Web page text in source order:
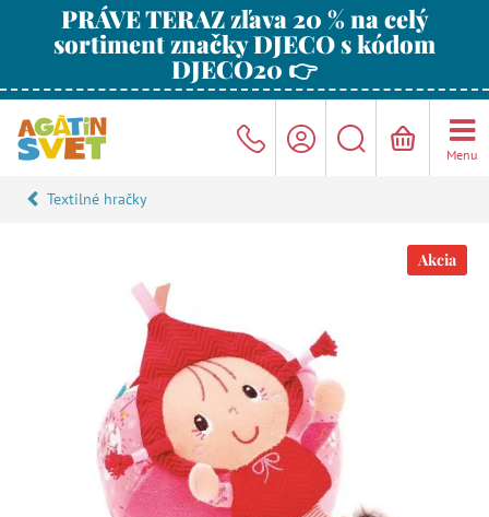
PRÁVE TERAZ zľava 20 % na celý
sortiment značky DJECO s kódom
DJECO20 👉
Menu
Textilné hračky
Akcia